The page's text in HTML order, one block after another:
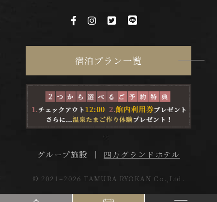
宿泊プラン一覧
グループ施設 四万グランドホテル
© 2021–2026 TAMURA RYOKAN Co.,Ltd.